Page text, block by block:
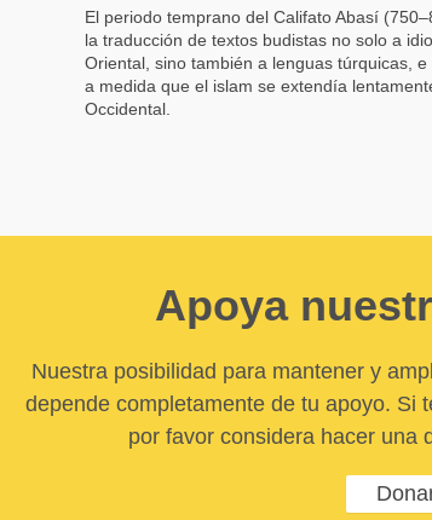
El periodo temprano del Califato Abasí
la traducción de textos budistas no solo a
Oriental, sino también a lenguas túrquicas,
a medida que el islam se extendía
Occidental.
Apoya
Nuestra posibilidad para mantener y
depende completamente de tu apoyo. Si
por favor considera hacer una